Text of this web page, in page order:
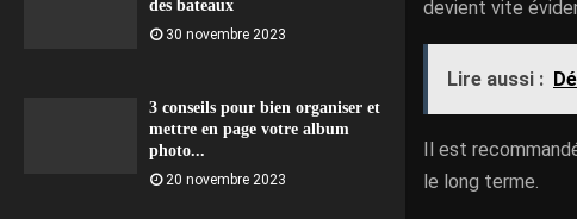
des bateaux
30 novembre 2023
3 conseils pour bien organiser et
mettre en page votre album
photo...
20 novembre 2023
devient vite
Lire aussi :
Il est
le long terme.